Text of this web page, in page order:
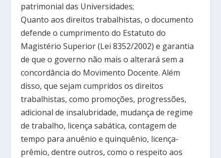
patrimonial das Universidades;
Quanto aos direitos trabalhistas, o documento
defende o cumprimento do Estatuto do
Magistério Superior (Lei 8352/2002) e garantia
de que o governo não mais o alterará sem a
concordância do Movimento Docente. Além
disso, que sejam cumpridos os direitos
trabalhistas, como promoções, progressões,
adicional de insalubridade, mudança de regime
de trabalho, licença sabática, contagem de
tempo para anuênio e quinquênio, licença-
prêmio, dentre outros, como o respeito aos